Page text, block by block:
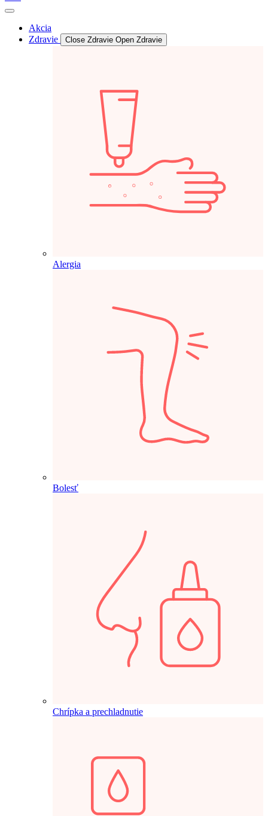
Akcia
Zdravie
Close Zdravie Open Zdravie
Alergia
Bolesť
Chrípka a prechladnutie